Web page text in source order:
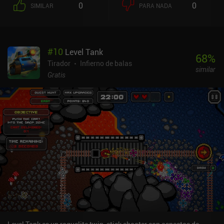
experiencia de juego de ritmo rápido pero ligeramente más
podemos gastar las almas que ganamos matando enemigos en
comprar mejoras permanentes para el personaje entre partida y
partida, de modo que nos hacemos más fuertes poco a poco. El
insanos y montones de armas, habilidades y combos que se
desbloquean con el tiempo. El mayor inconveniente es que, aunque
las mazmorras se generan aleatoriamente, no hay mucha
variedad. Dicho esto, está muy bien como juego para recoger y
jugar que casi garantiza una experiencia divertida para unas
cuantas carreras.Raspberry Mash se monetiza a través de iAPs
para una moneda premium utilizada para desbloquear armas
aleatorias que luego tienen una probabilidad de caer durante el
juego, anuncios incentivados para moneda premium gratuita, y un
sistema de energía que nos limita a cinco carreras antes de tener
que pagar o esperar una hora. Afortunadamente, cada carrera es
bastante larga, lo que significa que el juego se puede jugar
fácilmente durante largos períodos de tiempo a pesar del sistema
SIMILAR 0 PARA NADA 0
#10 Level Tank
Tirador
Infierno de balas
Gratis
68%
similar